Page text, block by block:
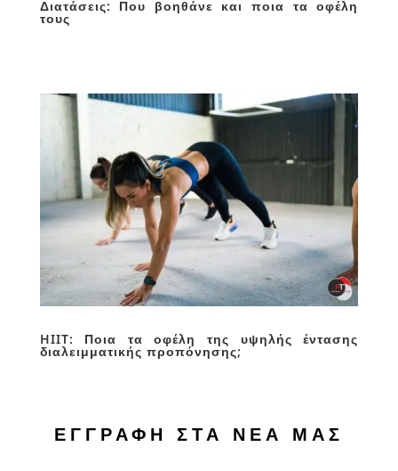
Διατάσεις: Που βοηθάνε και ποια τα οφέλη
τους
HIIT: Ποια τα οφέλη της υψηλής έντασης
διαλειμματικής προπόνησης;
ΕΓΓΡΑΦΗ ΣΤΑ ΝΕΑ ΜΑΣ